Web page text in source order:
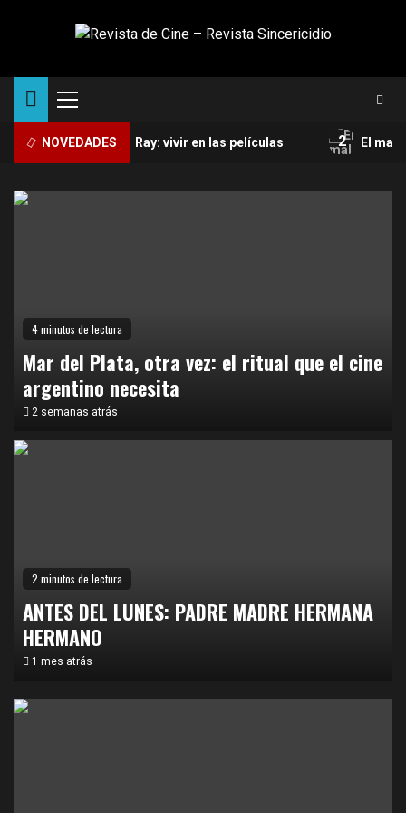
Menú
principal
NOVEDADES
| Nicholas Ray: vivir en las películas El mal
1 Semblanzas | Nicholas Ray: vivir en las películas
4 minutos de lectura
Mar del Plata, otra vez: el ritual que el cine
argentino necesita
2 semanas atrás
2 minutos de lectura
ANTES DEL LUNES: PADRE MADRE HERMANA
HERMANO
1 mes atrás